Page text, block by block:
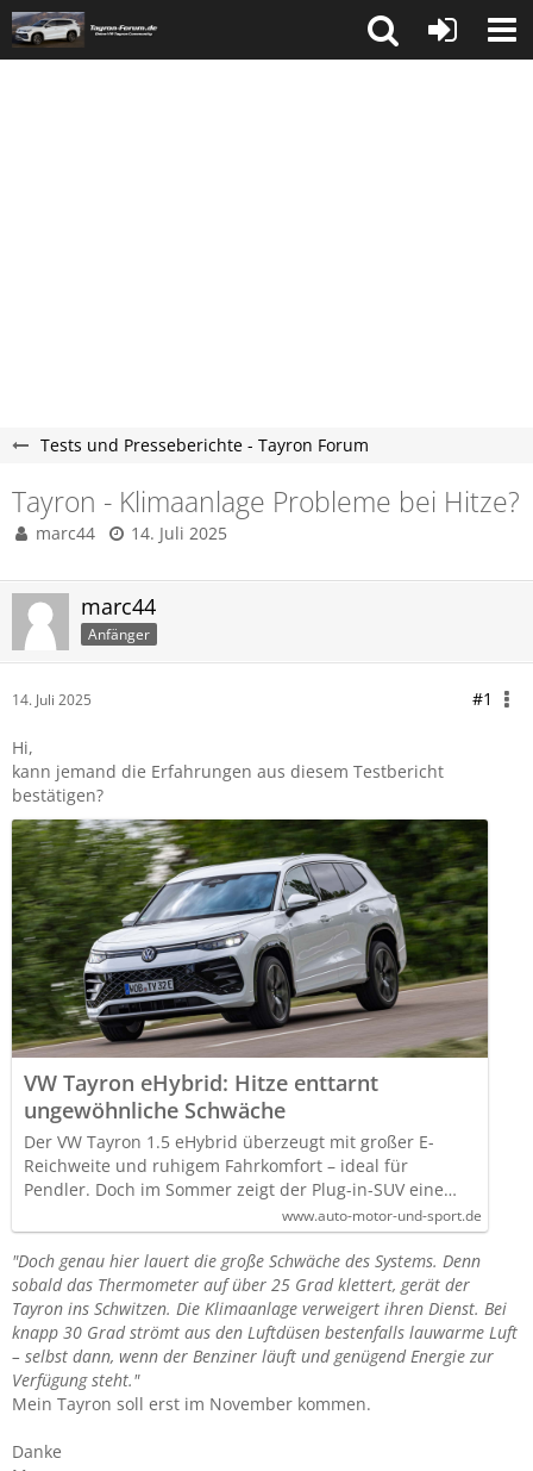
Tests und Presseberichte - Tayron Forum
Tayron - Klimaanlage Probleme bei Hitze?
marc44 14. Juli 2025
marc44
Anfänger
14. Juli 2025 #1
Hi,
kann jemand die Erfahrungen aus diesem Testbericht
bestätigen?
VW Tayron eHybrid: Hitze enttarnt
ungewöhnliche Schwäche
Der VW Tayron 1.5 eHybrid überzeugt mit großer E-
Reichweite und ruhigem Fahrkomfort – ideal für
Pendler. Doch im Sommer zeigt der Plug-in-SUV eine…
www.auto-motor-und-sport.de
"Doch genau hier lauert die große Schwäche des Systems. Denn
sobald das Thermometer auf über 25 Grad klettert, gerät der
Tayron ins Schwitzen. Die Klimaanlage verweigert ihren Dienst. Bei
knapp 30 Grad strömt aus den Luftdüsen bestenfalls lauwarme Luft
– selbst dann, wenn der Benziner läuft und genügend Energie zur
Verfügung steht."
Mein Tayron soll erst im November kommen.
Danke